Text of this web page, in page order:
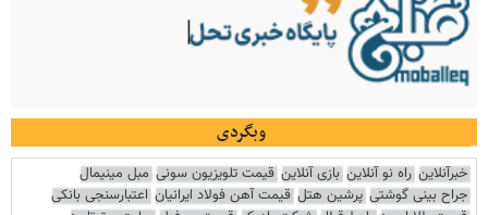
وبگردی
خبرآنلاین راه نو آنلاین بازی آنلاین قیمت تلویزیون سونی مبل مینیمال
جراح بینی گوشتی پرشین هتل قیمت آهن فولاد ایرانیان اعتبارسنجی بانکی